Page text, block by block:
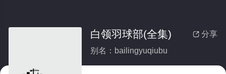
 分享
白领羽球部(全集)
别名：bailingyuqiubu